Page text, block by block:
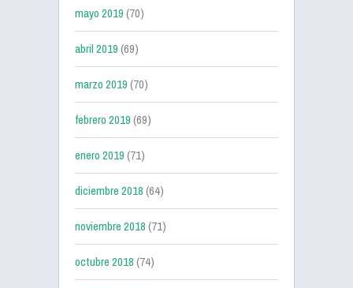
mayo 2019(70)
abril 2019(69)
marzo 2019(70)
febrero 2019(69)
enero 2019(71)
diciembre 2018(64)
noviembre 2018(71)
octubre 2018(74)